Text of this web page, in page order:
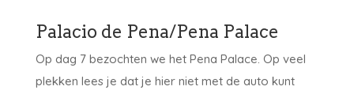
Palacio de Pena/Pena Palace
Op dag 7 bezochten we het Pena Palace. Op veel
plekken lees je dat je hier niet met de auto kunt